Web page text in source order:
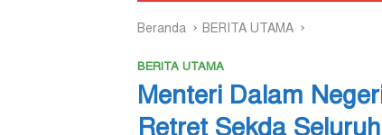
Beranda BERITA UTAMA
BERITA UTAMA
Menteri Dalam